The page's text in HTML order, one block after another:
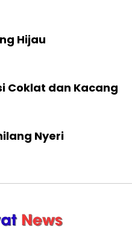
Hijau
Coklat dan Kacang
Nyeri